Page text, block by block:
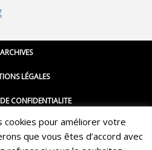
ARCHIVES
LÉGALES
CONFIDENTIALITE
CGU
actualités du Poing !
cookies pour améliorer votre
que vous êtes d’accord avec